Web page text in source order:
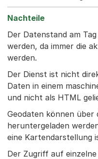
Der Datenstand am
werden, da immer die
werden.
Der Dienst ist nicht
Daten in einem
und nicht als HTML
Geodaten können über
heruntergeladen
eine Kartendarstellung
Der Zugriff auf